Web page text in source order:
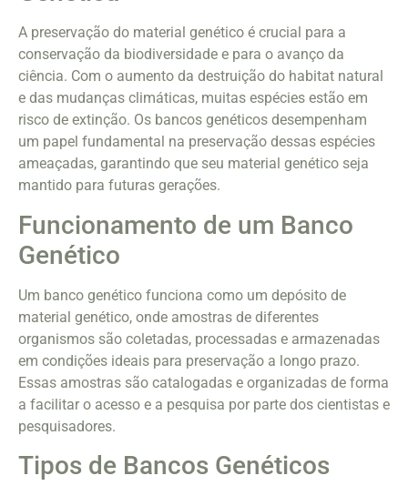
A preservação do material genético é crucial para a
conservação da biodiversidade e para o avanço da
ciência. Com o aumento da destruição do habitat natural
e das mudanças climáticas, muitas espécies estão em
risco de extinção. Os bancos genéticos desempenham
um papel fundamental na preservação dessas espécies
ameaçadas, garantindo que seu material genético seja
mantido para futuras gerações.
Funcionamento de um Banco
Genético
Um banco genético funciona como um depósito de
material genético, onde amostras de diferentes
organismos são coletadas, processadas e armazenadas
em condições ideais para preservação a longo prazo.
Essas amostras são catalogadas e organizadas de forma
a facilitar o acesso e a pesquisa por parte dos cientistas e
pesquisadores.
Tipos de Bancos Genéticos